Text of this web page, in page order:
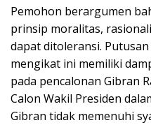
Pemohon berargumen
prinsip moralitas,
dapat ditoleransi.
mengikat ini memiliki
pada pencalonan Gibran
Calon Wakil Presiden
Gibran tidak memenuhi